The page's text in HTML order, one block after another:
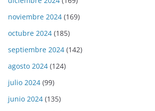
noviembre 2024 (169)
octubre 2024 (185)
septiembre 2024 (142)
agosto 2024 (124)
julio 2024 (99)
junio 2024 (135)